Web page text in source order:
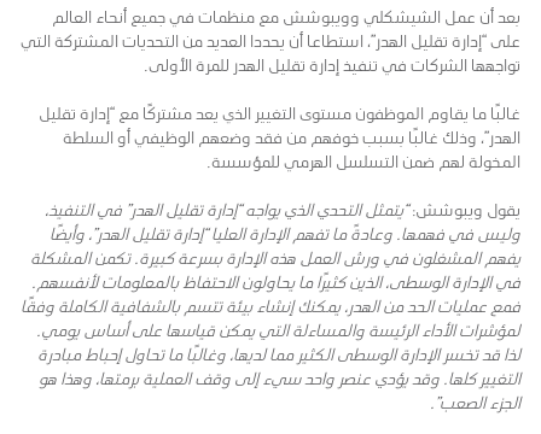
بعد أن عمل الشيشكلي وويبوشش مع منظمات في جميع أنحاء العالم
على “إدارة تقليل الهدر”، استطاعا أن يحددا العديد من التحديات المشتركة التي
تواجهها الشركات في تنفيذ إدارة تقليل الهدر للمرة الأولى.
غالبًا ما يقاوم الموظفون مستوى التغيير الذي يعد مشتركًا مع “إدارة تقليل
الهدر”، وذلك غالبًا بسبب خوفهم من فقد وضعهم الوظيفي أو السلطة
المخولة لهم ضمن التسلسل الهرمي للمؤسسة.
يقول ويبوشش:“يتمثل التحدي الذي يواجه “إدارة تقليل الهدر” في التنفيذ،
وليس في فهمها. وعادةً ما تفهم الإدارة العليا “إدارة تقليل الهدر”، وأيضًا
يفهم المشغلون في ورش العمل هذه الإدارة بسرعة كبيرة. تكمن المشكلة
في الإدارة الوسطى، الذين كثيرًا ما يحاولون الاحتفاظ بالمعلومات لأنفسهم.
فمع عمليات الحد من الهدر، يمكنك إنشاء بيئة تتسم بالشفافية الكاملة وفقًا
لمؤشرات الأداء الرئيسة والمساءلة التي يمكن قياسها على أساس يومي.
لذا قد تخسر الإدارة الوسطى الكثير مما لديها، وغالبًا ما تحاول إحباط مبادرة
التغيير كلها. وقد يؤدي عنصر واحد سيء إلى وقف العملية برمتها، وهذا هو
الجزء الصعب”.